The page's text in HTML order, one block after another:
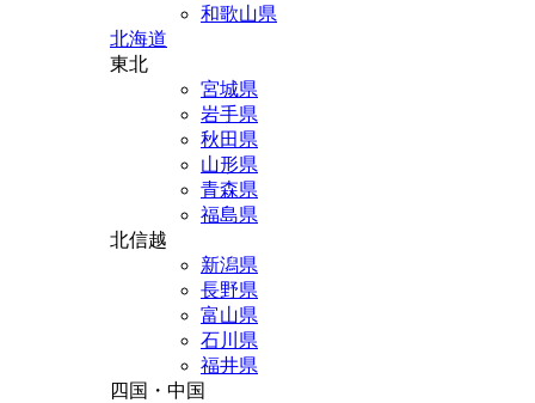
和歌山県
北海道
東北
宮城県
岩手県
秋田県
山形県
青森県
福島県
北信越
新潟県
長野県
富山県
石川県
福井県
四国・中国